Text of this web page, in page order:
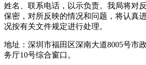
姓名、联系电话，以示负责。我局将对
保密，对所反映的情况和问题，将认真
况按有关文件规定进行处理。
地址：深圳市福田区深南大道8005号市
务厅10号综合窗口。